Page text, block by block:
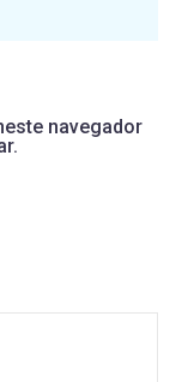
navegador